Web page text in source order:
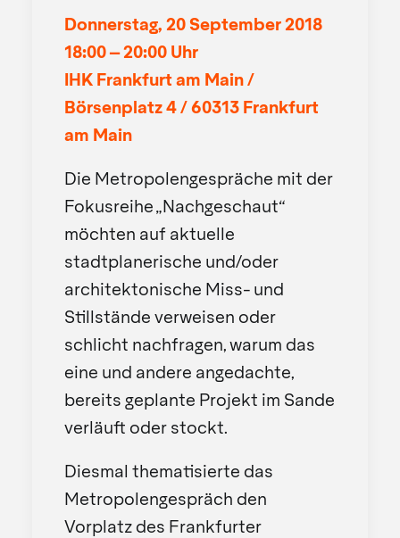
Donnerstag, 20 September 2018
18:00 – 20:00 Uhr
IHK Frankfurt am Main /
Börsenplatz 4 / 60313 Frankfurt
am Main
Die Metropolengespräche mit der
Fokusreihe „Nachgeschaut“
möchten auf aktuelle
stadtplanerische und/oder
architektonische Miss- und
Stillstände verweisen oder
schlicht nachfragen, warum das
eine und andere angedachte,
bereits geplante Projekt im Sande
verläuft oder stockt.
Diesmal thematisierte das
Metropolengespräch den
Vorplatz des Frankfurter